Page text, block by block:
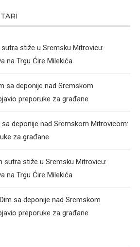
sutra stiže u Sremsku Mitrovicu:
na Trgu Ćire Milekića
sa deponije nad Sremskom
preporuke za građane
sa deponije nad Sremskom Mitrovicom:
za građane
sutra stiže u Sremsku Mitrovicu:
na Trgu Ćire Milekića
Dim sa deponije nad Sremskom
preporuke za građane